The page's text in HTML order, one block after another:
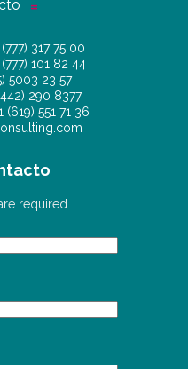
(777) 317 75 00
(777) 101 82 44
5003 23 57
290 8377
(619) 551 71 36
required